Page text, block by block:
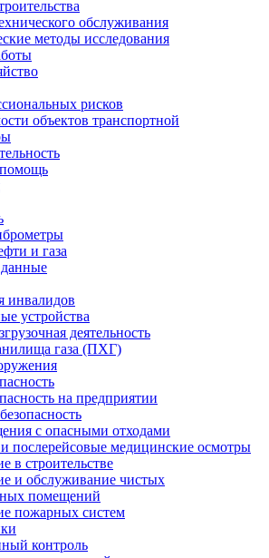
обслуживания
методы исследования
рисков
объектов транспортной
и газа
инвалидов
устройства
деятельность
газа (ПХГ)
на предприятии
с опасными отходами
послерейсовые медицинские осмотры
в строительстве
и обслуживание чистых
помещений
пожарных систем
контроль